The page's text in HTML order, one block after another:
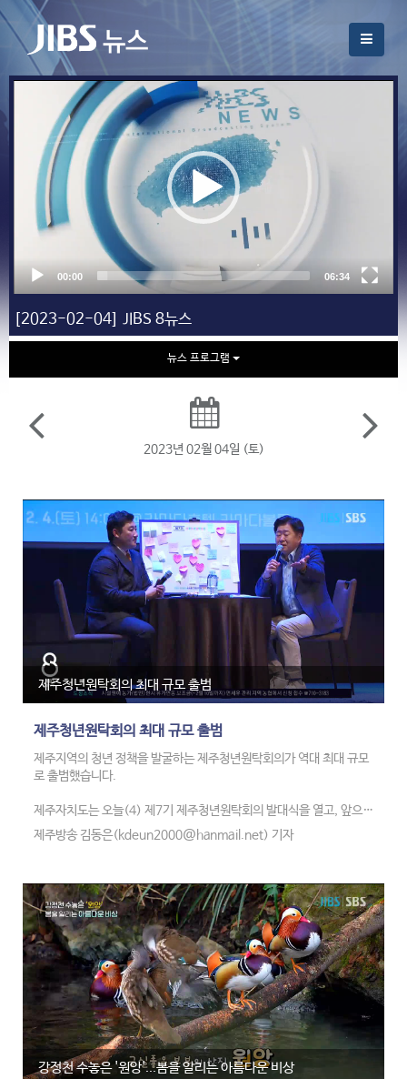
[2023-02-04] JIBS 8뉴스
뉴스 프로그램
2023년 02월 04일 (토)
제주청년원탁회의 최대 규모 출범
제주청년원탁회의 최대 규모 출범
제주지역의 청년 정책을 발굴하는 제주청년원탁회의가 역대 최대 규모
로 출범했습니다.
제주자치도는 오늘(4) 제7기 제주청년원탁회의 발대식을 열고, 앞으로
1년간 활동에 들어간다고 밝혔습니다.
만 19세에서 39세 청년 위원으로 구성되는 원탁회의는 그동안 40여건
의 정책을 발굴했고,
지난해 6기에서 발굴된 정책은 올해 5억원의 예산이 편성됐습니다.
제주방송 김동은(kdeun2000@hanmail.net) 기자
강정천 수놓은 '원앙'...봄을 알리는 아름다운 비상